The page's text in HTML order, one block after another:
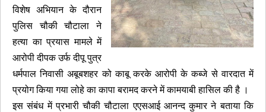
विशेष अभियान के दौरान
पुलिस चौकी चौटाला ने
हत्या का प्रयास मामले में
आरोपी दीपक उर्फ दीपू पुत्र
धर्मपाल निवासी अबूबशहर को काबू करके आरोपी के कब्जे से वारदात में
प्रयोग किया गया लोहे का कापा बरामद करने में कामयाबी हासिल की है ।
इस संबंध में प्रभारी चौकी चौटाला एएसआई आनन्द कुमार ने बताया कि